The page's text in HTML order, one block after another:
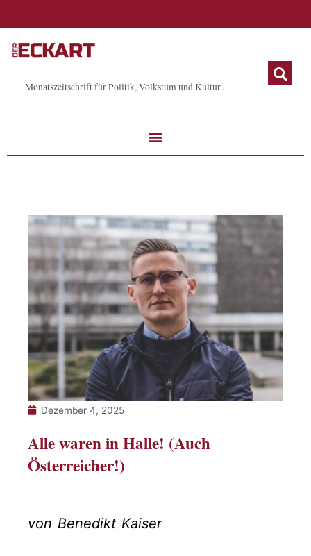
Monatszeitschrift für Politik, Volkstum und Kultur..
Dezember 4, 2025
Alle waren in Halle! (Auch
Österreicher!)
von Benedikt Kaiser